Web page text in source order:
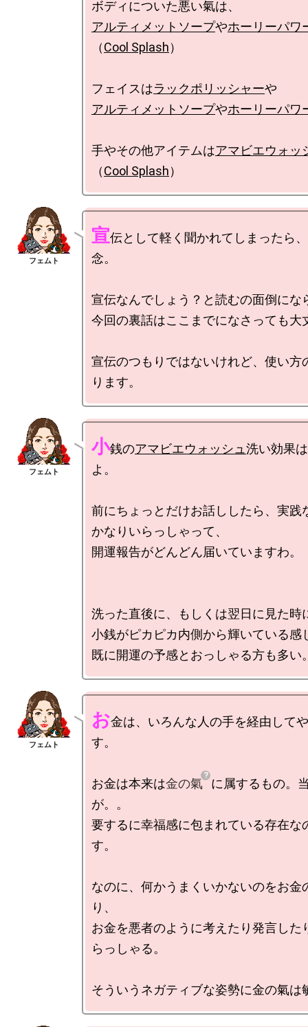
アルティメットソープやホーリーパワ
（Cool Splash）
フェイスはラックポリッシャー
アルティメットソープやホーリーパワ
手やその他アイテムはアマビエウォッ
（Cool Splash
宣伝として軽く聞かれてしまったら
念。
宣伝なんでしょう？と読むの面倒にな
今回の裏話はここまでになさっても大
宣伝のつもりではないけれど、使い方
小銭のアマビエウォッシュ 洗い効果
よ。
前にちょっとだけお話ししたら、実践
かなりいらっしゃって、
開運報告がどんどん届いていますわ。
洗った直後に、もしくは翌日に見た時
小銭がピカピカ内側から輝いている感
お金は、いろんな人の手を経由して
す。
お金は本来は金の氣
に属するもの。
が。。
要するに幸福感に包まれている存在な
す。
なのに、何かうまくいかないのをお金
り、
お金を悪者のように考えたり発言した
らっしゃる。